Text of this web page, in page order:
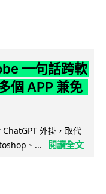
一句話跨軟
個 APP 兼免
外掛，取代
、...
閱讀全文